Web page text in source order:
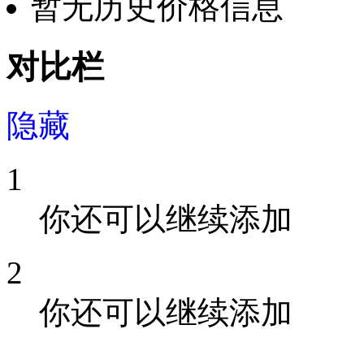
对比栏
隐藏
1
你还可以继续添加
2
你还可以继续添加